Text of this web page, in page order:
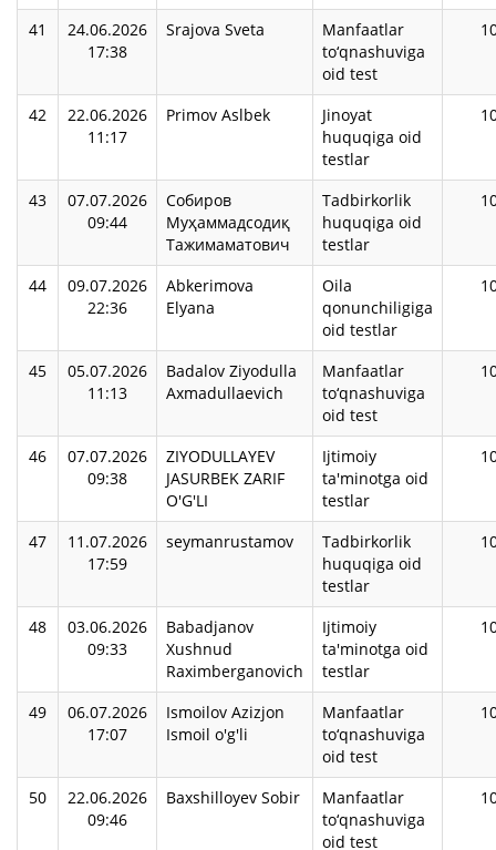
41
24.06.2026
17:38
Srajova Sveta
Manfaatlar
to‘qnashuviga
oid test
42
22.06.2026
11:17
Primov Aslbek
Jinoyat
huquqiga oid
testlar
43
07.07.2026
09:44
Собиров
Муҳаммадсодиқ
Тажимаматович
Tadbirkorlik
huquqiga oid
testlar
44
09.07.2026
22:36
Abkerimova
Elyana
Oila
qonunchiligiga
oid testlar
45
05.07.2026
11:13
Badalov Ziyodulla
Axmadullaevich
Manfaatlar
to‘qnashuviga
oid test
46
07.07.2026
09:38
ZIYODULLAYEV
JASURBEK ZARIF
O'G'LI
Ijtimoiy
ta'minotga oid
testlar
47
11.07.2026
17:59
seymanrustamov
Tadbirkorlik
huquqiga oid
testlar
48
03.06.2026
09:33
Babadjanov
Xushnud
Raximberganovich
Ijtimoiy
ta'minotga oid
testlar
49
06.07.2026
17:07
Ismoilov Azizjon
Ismoil o'g'li
Manfaatlar
to‘qnashuviga
oid test
50
22.06.2026
09:46
Baxshilloyev Sobir
Manfaatlar
to‘qnashuviga
oid test